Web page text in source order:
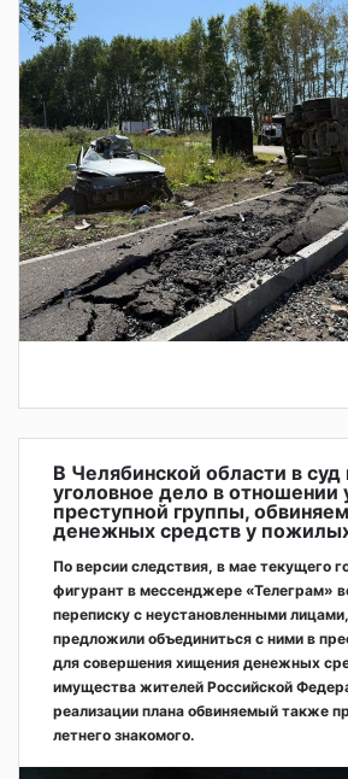
В Челябинской области в суд
уголовное дело в отношении
преступной группы,
денежных средств у
По версии следствия, в мае текущего
фигурант в мессенджере «Телеграм»
переписку с неустановленными
предложили объединиться с ними в
для совершения хищения денежных
имущества жителей Российской
реализации плана обвиняемый также
летнего знакомого.